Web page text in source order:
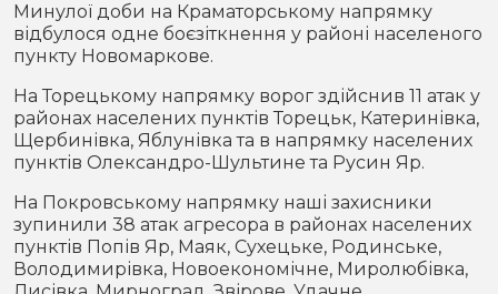
Минулої доби на Краматорському напрямку
відбулося одне боєзіткнення у районі населеного
пункту Новомаркове.
На Торецькому напрямку ворог здійснив 11 атак у
районах населених пунктів Торецьк, Катеринівка,
Щербинівка, Яблунівка та в напрямку населених
пунктів Олександро-Шультине та Русин Яр.
На Покровському напрямку наші захисники
зупинили 38 атак агресора в районах населених
пунктів Попів Яр, Маяк, Сухецьке, Родинське,
Володимирівка, Новоекономічне, Миролюбівка,